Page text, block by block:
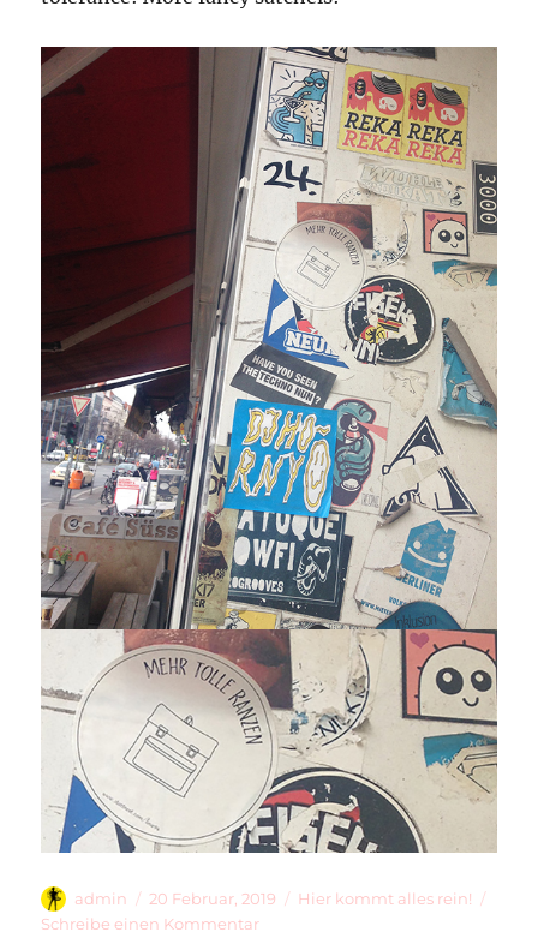
Autor
admin
Veröffentlicht
am
20 Februar, 2019 Kategorien
Hier kommt alles rein!
Schreibe einen Kommentarzu